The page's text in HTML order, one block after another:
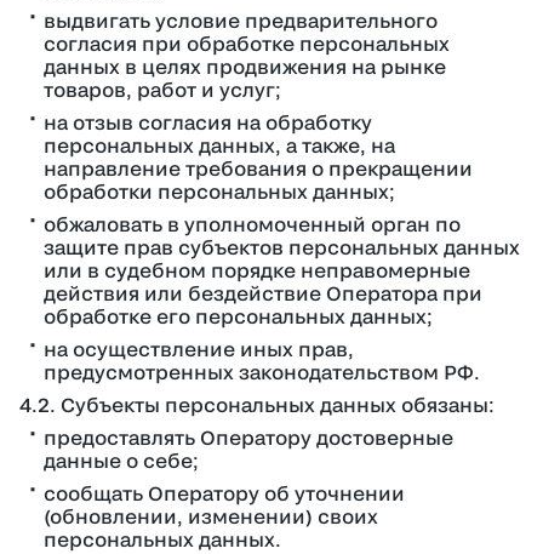
выдвигать условие предварительного
согласия при обработке персональных
данных в целях продвижения на рынке
товаров, работ и услуг;
на отзыв согласия на обработку
персональных данных, а также, на
направление требования о прекращении
обработки персональных данных;
обжаловать в уполномоченный орган по
защите прав субъектов персональных данных
или в судебном порядке неправомерные
действия или бездействие Оператора при
обработке его персональных данных;
на осуществление иных прав,
предусмотренных законодательством РФ.
4.2. Субъекты персональных данных обязаны:
предоставлять Оператору достоверные
данные о себе;
сообщать Оператору об уточнении
(обновлении, изменении) своих
персональных данных.